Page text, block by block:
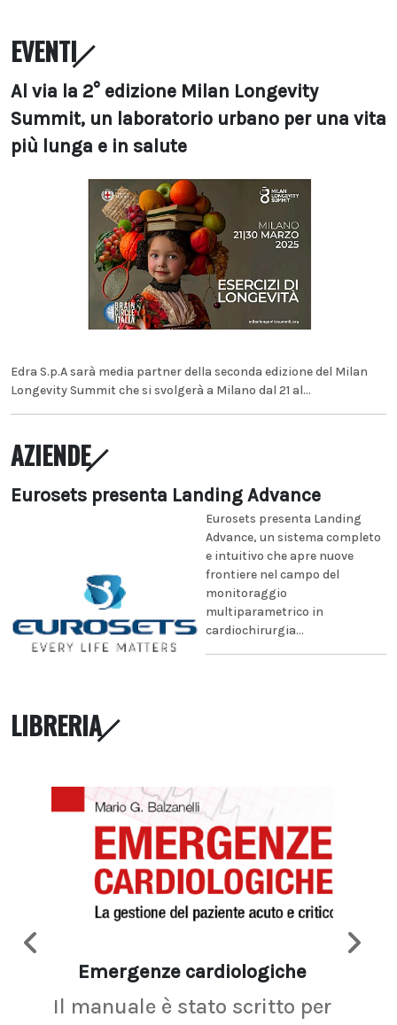
EVENTI
Al via la 2° edizione Milan Longevity
Summit, un laboratorio urbano per una vita
più lunga e in salute
Edra S.p.A sarà media partner della seconda edizione del Milan
Longevity Summit che si svolgerà a Milano dal 21 al...
AZIENDE
Eurosets presenta Landing Advance
Eurosets presenta Landing
Advance, un sistema completo
e intuitivo che apre nuove
frontiere nel campo del
monitoraggio
multiparametrico in
cardiochirurgia...
LIBRERIA
Emergenze cardiologiche
Il manuale è stato scritto per